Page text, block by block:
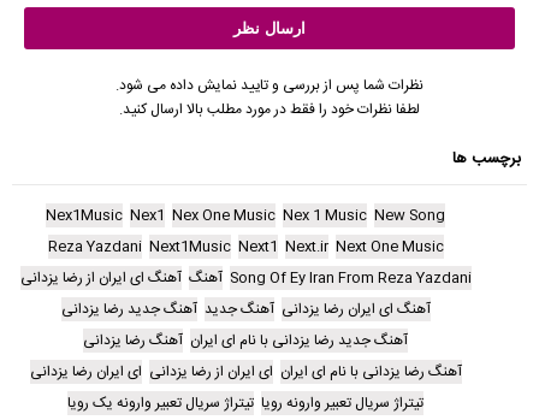
نظرات شما پس از بررسی و تایید نمایش داده می شود.
لطفا نظرات خود را فقط در مورد مطلب بالا ارسال کنید.
برچسب ها
New Song
Nex 1 Music
Nex One Music
Nex1
Nex1Music
Next One Music
Next.ir
Next1
Next1Music
Reza Yazdani
Song Of Ey Iran From Reza Yazdani آهنگ آهنگ ای ایران از رضا یزدانی
آهنگ ای ایران رضا یزدانی آهنگ جدید آهنگ جدید رضا یزدانی
آهنگ جدید رضا یزدانی با نام ای ایران آهنگ رضا یزدانی
آهنگ رضا یزدانی با نام ای ایران ای ایران از رضا یزدانی ای ایران رضا یزدانی
تیتراژ سریال تعبیر وارونه رویا تیتراژ سریال تعبیر وارونه یک رویا